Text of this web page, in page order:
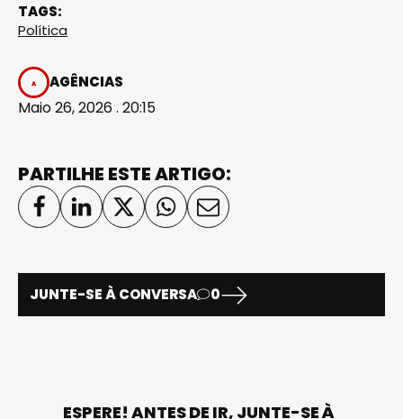
TAGS:
Política
AGÊNCIAS
Maio 26, 2026 . 20:15
PARTILHE ESTE ARTIGO:
JUNTE-SE À CONVERSA 0
ESPERE! ANTES DE IR, JUNTE-SE À